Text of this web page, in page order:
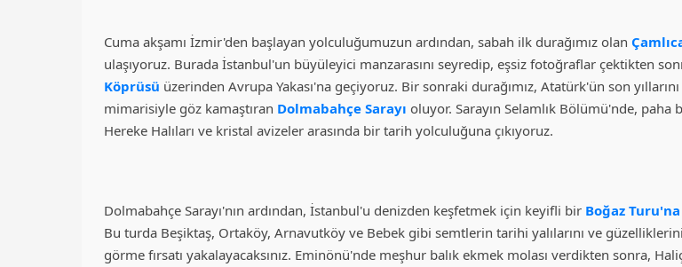
Cuma akşamı İzmir'den başlayan yolculuğumuzun ardından, sabah ilk durağımız olan
ulaşıyoruz. Burada İstanbul'un büyüleyici manzarasını seyredip, eşsiz fotoğraflar çektikten
Köprüsü üzerinden Avrupa Yakası'na geçiyoruz. Bir sonraki durağımız, Atatürk'ün son
mimarisiyle göz kamaştıran Dolmabahçe Sarayı oluyor. Sarayın Selamlık Bölümü'nde, paha
Hereke Halıları ve kristal avizeler arasında bir tarih yolculuğuna çıkıyoruz.
Dolmabahçe Sarayı'nın ardından, İstanbul'u denizden keşfetmek için keyifli bir Boğaz Turu'na
Bu turda Beşiktaş, Ortaköy, Arnavutköy ve Bebek gibi semtlerin tarihi yalılarını ve
görme fırsatı yakalayacaksınız. Eminönü'nde meşhur balık ekmek molası verdikten sonra,